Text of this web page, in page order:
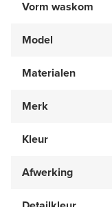
Vorm waskom
Model
Materialen
Merk
Kleur
Afwerking